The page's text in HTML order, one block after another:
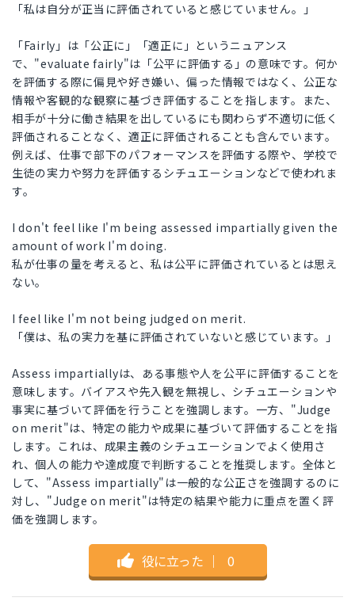
「私は自分が正当に評価されていると感じていません。」
「Fairly」は「公正に」「適正に」というニュアンス
で、"evaluate fairly"は「公平に評価する」の意味です。何か
を評価する際に偏見や好き嫌い、偏った情報ではなく、公正な
情報や客観的な観察に基づき評価することを指します。また、
相手が十分に働き結果を出しているにも関わらず不適切に低く
評価されることなく、適正に評価されることも含んでいます。
例えば、仕事で部下のパフォーマンスを評価する際や、学校で
生徒の実力や努力を評価するシチュエーションなどで使われま
す。
I don't feel like I'm being assessed impartially given the
amount of work I'm doing.
私が仕事の量を考えると、私は公平に評価されているとは思え
ない。
I feel like I'm not being judged on merit.
「僕は、私の実力を基に評価されていないと感じています。」
Assess impartiallyは、ある事態や人を公平に評価することを
意味します。バイアスや先入観を無視し、シチュエーションや
事実に基づいて評価を行うことを強調します。一方、"Judge
on merit"は、特定の能力や成果に基づいて評価することを指
します。これは、成果主義のシチュエーションでよく使用さ
れ、個人の能力や達成度で判断することを推奨します。全体と
して、"Assess impartially"は一般的な公正さを強調するのに
対し、"Judge on merit"は特定の結果や能力に重点を置く評
価を強調します。
役に立った ｜ 0